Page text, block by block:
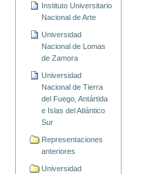
Instituto Universitario
Nacional de Arte
Universidad
Nacional de Lomas
de Zamora
Universidad
Nacional de Tierra
del Fuego, Antártida
e Islas del Atlántico
Sur
Representaciones
anteriores
Universidad